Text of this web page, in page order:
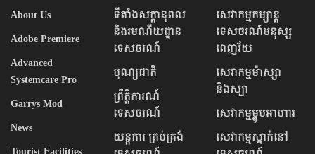
About Us
Adobe Premiere
Advanced
Systemcare Pro
Garrys Mod
News
ទីតាំងសក្តានុពល​
និងរមណីយដ្ឋាន
ទេសចរណ៍
បុណ្យជាតិ
ព្រឹតិ្តការណ៍
ទេសចរណ៍
យន្តការ គ្រប់គ្រង់
សេវាកម្មកម្សាន្ត
ទេសចរណ៍មនុស្ស
ពេញវ័យ
សេវាកម្មម៉ាស្សា
និងស្បា
សេវាកម្មម្ហូបអាហារ
សេវាកម្មស្នាក់នៅ